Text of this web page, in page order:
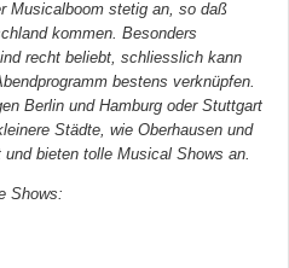
Musicalboom stetig an, so daß
kommen. Besonders
recht beliebt, schliesslich kann
bestens verknüpfen.
Berlin und Hamburg oder Stuttgart
Städte, wie Oberhausen und
bieten tolle Musical Shows an.
Shows: